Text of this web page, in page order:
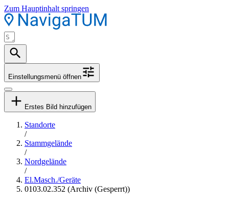
Zum Hauptinhalt springen
Einstellungsmenü öffnen
Erstes Bild hinzufügen
Standorte
/
Stammgelände
/
Nordgelände
/
El.Masch./Geräte
0103.02.352 (Archiv (Gesperrt))